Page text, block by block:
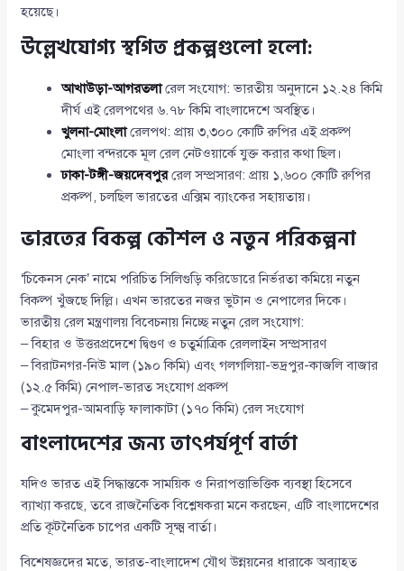
হয়েছে।
উল্লেখযোগ্য স্থগিত প্রকল্পগুলো হলো:
আখাউড়া-আগরতলারেল সংযোগ: ভারতীয় অনুদানে ১২.২৪ কিমি
দীর্ঘ এই রেলপথের ৬.৭৮ কিমি বাংলাদেশে অবস্থিত।
খুলনা-মোংলারেলপথ: প্রায় ৩,৩০০ কোটি রুপির এই প্রকল্প
মোংলা বন্দরকে মূল রেল নেটওয়ার্কে যুক্ত করার কথা ছিল।
ঢাকা-টঙ্গী-জয়দেবপুররেল সম্প্রসারণ: প্রায় ১,৬০০ কোটি রুপির
প্রকল্প, চলছিল ভারতের এক্সিম ব্যাংকের সহায়তায়।
ভারতের বিকল্প কৌশল ও নতুন পরিকল্পনা
‘চিকেনস নেক’ নামে পরিচিত সিলিগুড়ি করিডোরে নির্ভরতা কমিয়ে নতুন
বিকল্প খুঁজছে দিল্লি। এখন ভারতের নজর ভুটান ও নেপালের দিকে।
ভারতীয় রেল মন্ত্রণালয় বিবেচনায় নিচ্ছে নতুন রেল সংযোগ:
– বিহার ও উত্তরপ্রদেশে দ্বিগুণ ও চতুর্মাত্রিক রেললাইন সম্প্রসারণ
– বিরাটনগর-নিউ মাল (১৯০ কিমি) এবং গলগলিয়া-ভদ্রপুর-কাজলি বাজার
(১২.৫ কিমি) নেপাল-ভারত সংযোগ প্রকল্প
– কুমেদপুর-আমবাড়ি ফালাকাটা (১৭০ কিমি) রেল সংযোগ
বাংলাদেশের জন্য তাৎপর্যপূর্ণ বার্তা
যদিও ভারত এই সিদ্ধান্তকে সাময়িক ও নিরাপত্তাভিত্তিক ব্যবস্থা হিসেবে
ব্যাখ্যা করছে, তবে রাজনৈতিক বিশ্লেষকরা মনে করছেন, এটি বাংলাদেশের
প্রতি কূটনৈতিক চাপের একটি সূক্ষ্ম বার্তা।
বিশেষজ্ঞদের মতে, ভারত-বাংলাদেশ যৌথ উন্নয়নের ধারাকে অব্যাহত